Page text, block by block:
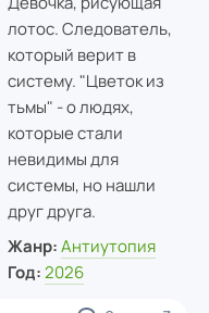
лотос. Следователь,
который верит в
систему. "Цветок из
тьмы" - о людях,
которые стали
невидимы для
системы, но нашли
друг друга.
Жанр: Антиутопия
Год: 2026